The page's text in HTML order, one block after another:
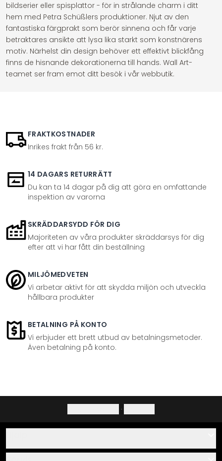
bildserier eller spisplattor - för in strålande charm i ditt
hem med Petra Schüßlers produktioner. Njut av den
fantastiska färgprakt som berör sinnena och får varje
betraktares ansikte att lysa lika starkt som konstnärens
motiv. Närhelst din design behöver ett effektivt blickfång
finns de hisnande dekorationerna till hands. Wall Art-
teamet ser fram emot ditt besök i vår webbutik.
FRAKTKOSTNADER
Inrikes frakt från 56 kr.
14 DAGARS RETURRÄTT
Du kan ta 14 dagar på dig att göra en omfattande
inspektion av varorna
SKRÄDDARSYDD FÖR DIG
Majoriteten av våra produkter skräddarsys för dig
efter att vi har fått din beställning
MILJÖMEDVETEN
Vi arbetar aktivt för att skydda miljön och utveckla
hållbara produkter
BETALNING PÅ KONTO
Vi erbjuder ett brett utbud av betalningsmetoder.
Även betalning på konto.
·